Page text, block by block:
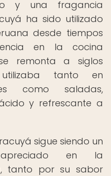
y una fragancia
ha sido utilizado
desde tiempos
en la cocina
remonta a siglos
tanto en
como saladas,
y refrescante a
sigue siendo un
en la
tanto por su sabor